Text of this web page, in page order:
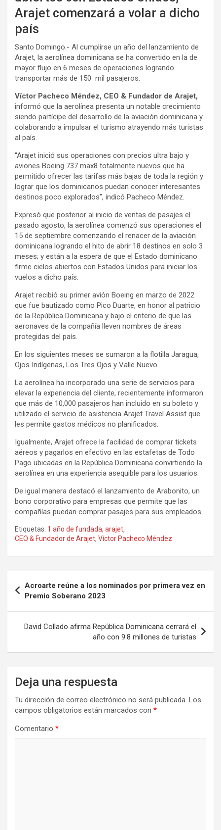
Arajet comenzará a volar a dicho
país
Santo Domingo.- Al cumplirse un año del lanzamiento de
Arajet, la aerolínea dominicana se ha convertido en la de
mayor flujo en 6 meses de operaciones logrando
transportar más de 150 mil pasajeros.
Víctor Pacheco Méndez, CEO & Fundador de Arajet,
informó que la aerolínea presenta un notable crecimiento
siendo partícipe del desarrollo de la aviación dominicana y
colaborando a impulsar el turismo atrayendo más turistas
al país.
“Arajet inició sus operaciones con precios ultra bajo y
aviones Boeing 737 max8 totalmente nuevos que ha
permitido ofrecer las tarifas más bajas de toda la región y
lograr que los dominicanos puedan conocer interesantes
destinos poco explorados”, indicó Pacheco Méndez.
Expresó que posterior al inicio de ventas de pasajes el
pasado agosto, la aerolínea comenzó sus operaciones el
15 de septiembre comenzando el renacer de la aviación
dominicana logrando el hito de abrir 18 destinos en solo 3
meses; y están a la espera de que el Estado dominicano
firme cielos abiertos con Estados Unidos para iniciar los
vuelos a dicho país.
Arajet recibió su primer avión Boeing en marzo de 2022
que fue bautizado como Pico Duarte, en honor al patricio
de la República Dominicana y bajo el criterio de que las
aeronaves de la compañía lleven nombres de áreas
protegidas del país.
En los siguientes meses se sumaron a la flotilla Jaragua,
Ojos Indígenas, Los Tres Ojos y Valle Nuevo.
La aerolínea ha incorporado una serie de servicios para
elevar la experiencia del cliente, recientemente informaron
que más de 10,000 pasajeros han incluido en su boleto y
utilizado el servicio de asistencia Arajet Travel Assist que
les permite gastos médicos no planificados.
Igualmente, Arajet ofrece la facilidad de comprar tickets
aéreos y pagarlos en efectivo en las estafetas de Todo
Pago ubicadas en la República Dominicana convirtiendo la
aerolínea en una experiencia asequible para los usuarios.
De igual manera destacó el lanzamiento de Arabonito, un
bono corporativo para empresas que permite que las
compañías puedan comprar pasajes para sus empleados.
Etiquetas: 1 año de fundada, arajet,
CEO & Fundador de Arajet, Víctor Pacheco Méndez
de
entradas
Acroarte reúne a los nominados por primera vez en
Premio Soberano 2023
David Collado afirma República Dominicana cerrará el
año con 9.8 millones de turistas
Deja una respuesta
Tu dirección de correo electrónico no será publicada. Los
campos obligatorios están marcados con *
Comentario *